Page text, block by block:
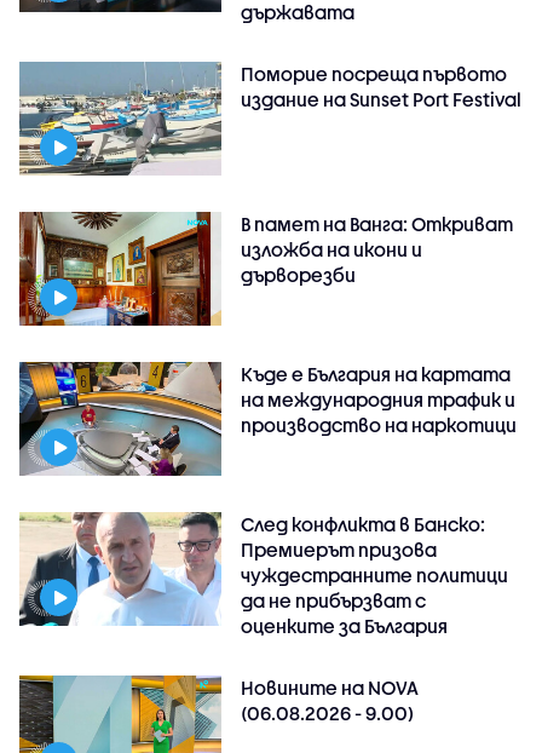
държавата
Поморие посреща първото
издание на Sunset Port Festival
В памет на Ванга: Откриват
изложба на икони и
дърворезби
Къде е България на картата
на международния трафик и
производство на наркотици
След конфликта в Банско:
Премиерът призова
чуждестранните политици
да не прибързват с
оценките за България
Новините на NOVA
(06.08.2026 - 9.00)